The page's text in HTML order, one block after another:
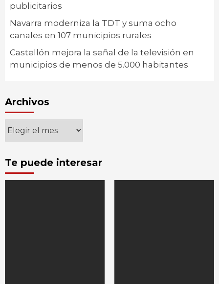
publicitarios
Navarra moderniza la TDT y suma ocho
canales en 107 municipios rurales
Castellón mejora la señal de la televisión en
municipios de menos de 5.000 habitantes
Archivos
Te puede interesar